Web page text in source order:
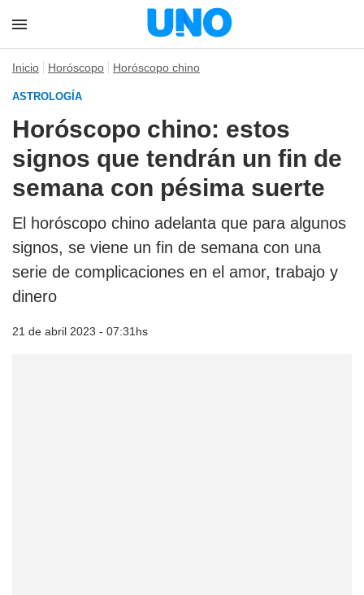
Inicio Horóscopo Horóscopo chino
ASTROLOGÍA
Horóscopo chino: estos
signos que tendrán un fin de
semana con pésima suerte
El horóscopo chino adelanta que para algunos
signos, se viene un fin de semana con una
serie de complicaciones en el amor, trabajo y
dinero
21 de abril 2023 - 07:31hs